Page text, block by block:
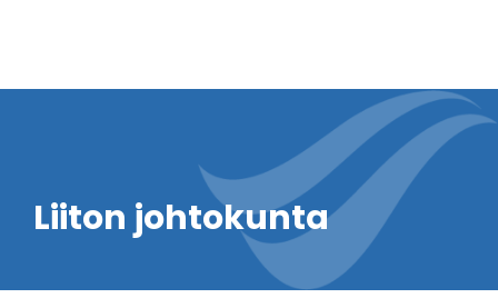
Liiton johtokunta